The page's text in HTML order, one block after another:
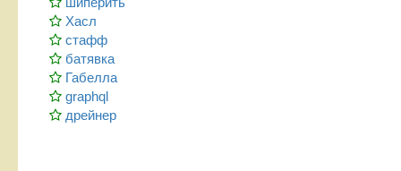
Хасл
стафф
батявка
Габелла
graphql
дрейнер